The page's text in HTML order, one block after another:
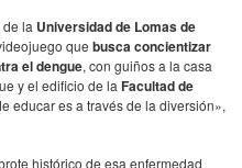
de la Universidad de Lomas de
que busca concientizar
el dengue, con guiños a la casa
y el edificio de la Facultad de
educar es a través de la diversión»,
histórico de esa enfermedad